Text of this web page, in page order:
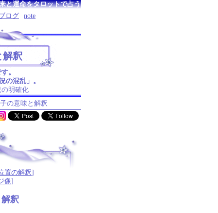
と運命をタロットで占う
ログ
note
解釈
。
の混乱」。
明確化
の意味と解釈
置の解釈]
像]
釈